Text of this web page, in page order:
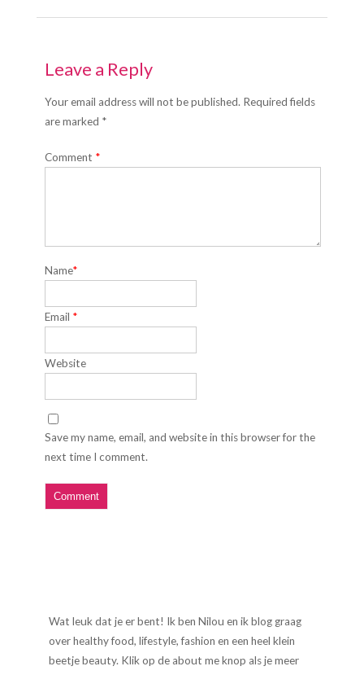
Leave a Reply
Your email address will not be published. Required fields
are marked *
Comment *
Name*
Email *
Website
Save my name, email, and website in this browser for the
next time I comment.
Wat leuk dat je er bent! Ik ben Nilou en ik blog graag
over healthy food, lifestyle, fashion en een heel klein
beetje beauty. Klik op de about me knop als je meer